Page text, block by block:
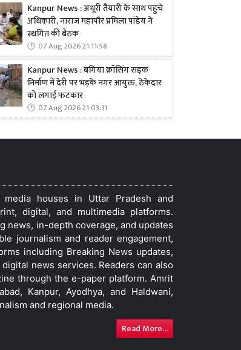
Kanpur News : अधूरी तैयारी के साथ पहुंचे
अधिकारी, नाराज महापौर प्रमिला पांडेय ने
स्थगित की बैठक
07 Aug 2026 21:11:58
Kanpur News : बगिया क्रॉसिंग सड़क
निर्माण में देरी पर भड़के नगर आयुक्त, ठेकेदार
को लगाई फटकार
07 Aug 2026 21:03:11
houses in Uttar Pradesh and
digital, and multimedia platforms.
news, in-depth coverage, and updates
journalism and reader engagement,
including Breaking News updates,
news services. Readers can also
through the e-paper platform. Amrit
Kanpur, Ayodhya, and Haldwani,
and regional media.
Read More...